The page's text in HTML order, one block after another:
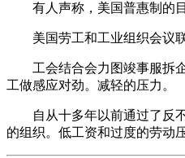
有人声称，美国普惠制的目
美国劳工和工业组织会议联
工会结合会力图竣事服拆企
工做感应对劲。减轻的压力。
自从十多年以前通过了反不
的组织。低工资和过度的劳动